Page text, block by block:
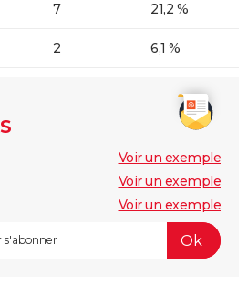
7 21,2 %
2 6,1 %
Voir un exemple
Voir un exemple
Voir un exemple